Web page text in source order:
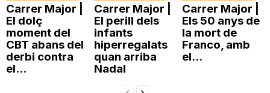
Carrer Major |
El dolç
moment del
CBT abans del
derbi contra
el...
Carrer Major |
El perill dels
infants
hiperregalats
quan arriba
Nadal
Carrer Major |
Els 50 anys de
la mort de
Franco, amb
el...